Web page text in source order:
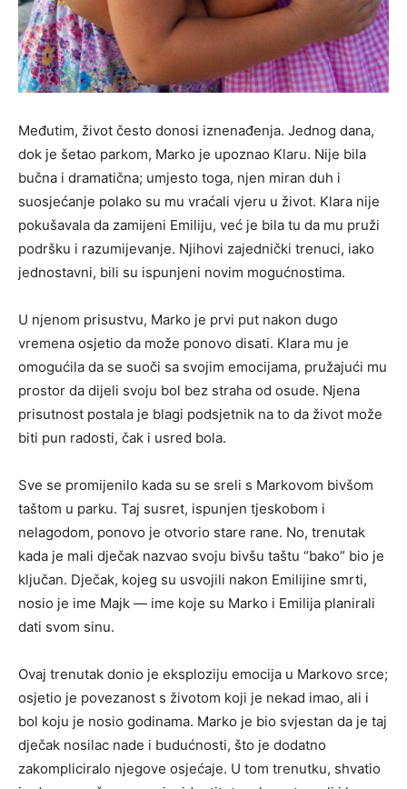
Međutim, život često donosi iznenađenja. Jednog dana,
dok je šetao parkom, Marko je upoznao Klaru. Nije bila
bučna i dramatična; umjesto toga, njen miran duh i
suosjećanje polako su mu vraćali vjeru u život. Klara nije
pokušavala da zamijeni Emiliju, već je bila tu da mu pruži
podršku i razumijevanje. Njihovi zajednički trenuci, iako
jednostavni, bili su ispunjeni novim mogućnostima.
U njenom prisustvu, Marko je prvi put nakon dugo
vremena osjetio da može ponovo disati. Klara mu je
omogućila da se suoči sa svojim emocijama, pružajući mu
prostor da dijeli svoju bol bez straha od osude. Njena
prisutnost postala je blagi podsjetnik na to da život može
biti pun radosti, čak i usred bola.
Sve se promijenilo kada su se sreli s Markovom bivšom
taštom u parku. Taj susret, ispunjen tjeskobom i
nelagodom, ponovo je otvorio stare rane. No, trenutak
kada je mali dječak nazvao svoju bivšu taštu “bako” bio je
ključan. Dječak, kojeg su usvojili nakon Emilijine smrti,
nosio je ime Majk — ime koje su Marko i Emilija planirali
dati svom sinu.
Ovaj trenutak donio je eksploziju emocija u Markovo srce;
osjetio je povezanost s životom koji je nekad imao, ali i
bol koju je nosio godinama. Marko je bio svjestan da je taj
dječak nosilac nade i budućnosti, što je dodatno
zakompliciralo njegove osjećaje. U tom trenutku, shvatio